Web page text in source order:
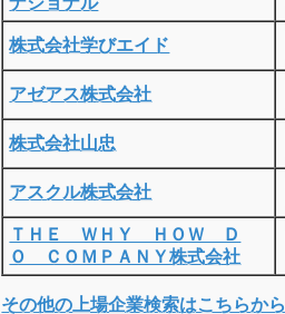
株式会社学びエイド
アゼアス株式会社
株式会社山忠
アスクル株式会社
ＴＨＥ ＷＨＹ ＨＯＷ Ｄ
Ｏ ＣＯＭＰＡＮＹ株式会社
その他の上場企業検索はこちらから